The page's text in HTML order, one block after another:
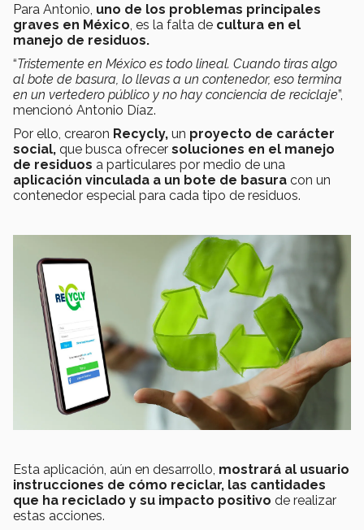
Para Antonio, uno de los problemas principales
graves en México , es la falta de cultura en el
manejo de residuos.
“Tristemente en México es todo lineal. Cuando tiras algo
al bote de basura, lo llevas a un contenedor, eso termina
en un vertedero público y no hay conciencia de reciclaje”,
mencionó Antonio Díaz.
Por ello, crearon Recycly, un proyecto de carácter
social, que busca ofrecer soluciones en el manejo
de residuos a particulares por medio de una
aplicación vinculada a un bote de basura con un
contenedor especial para cada tipo de residuos.
Esta aplicación, aún en desarrollo, mostrará al usuario
instrucciones de cómo reciclar, las cantidades
que ha reciclado y su impacto positivo de realizar
estas acciones.